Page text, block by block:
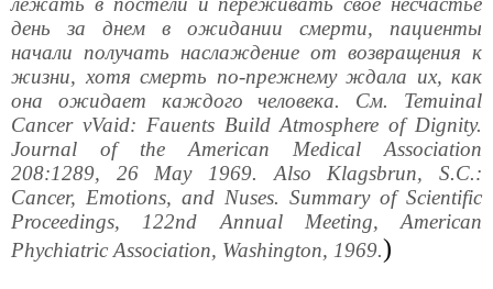
день за днем в ожидании смерти, пациенты
начали получать наслаждение от возвращения к
жизни, хотя смерть по-прежнему ждала их, как
она ожидает каждого человека. См. Temuinal
Cancer vVaid: Fauents Build Atmosphere of Dignity.
Journal of the American Medical Association
208:1289, 26 May 1969. Also Klagsbrun, S.C.:
Cancer, Emotions, and Nuses. Summary of Scientific
Proceedings, 122nd Annual Meeting, American
Phychiatric Association, Washington, 1969.)